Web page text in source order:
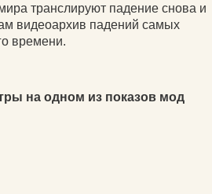
транслируют падение снова и
видеоархив падений самых
времени.
на одном из показов мод